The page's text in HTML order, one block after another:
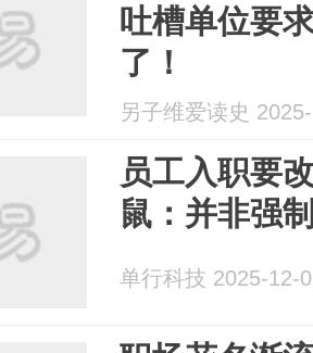
吐槽单位要
了！
另子维爱读史
员工入职要
鼠：并非强
单行科技 2025-12-